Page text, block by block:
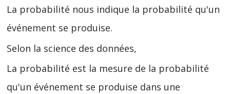
La probabilité nous indique la probabilité qu'un
événement se produise.
Selon la science des données,
La probabilité est la mesure de la probabilité
qu'un événement se produise dans une